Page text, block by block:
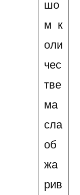
шо
м к
оли
чес
тве
ма
сла
об
жа
рив